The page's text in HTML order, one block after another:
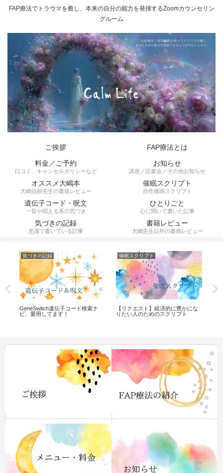
FAP療法でトラウマを癒し、本来の自分の能力を発揮するZoomカウンセリン
グルーム
ご挨拶
FAP療法とは
料金／ご予約
口コミ、キャンセルポリシーなど
お知らせ
講座／読書会／その他お知らせ
オススメ大嶋本
大嶋信頼先生の書籍レビュー
催眠スクリプト
自作催眠スクリプト
遺伝子コード・呪文
一覧や唱える系の気づき
ひとりごと
心に聞いて書いた記事
気づきの記録
意識で書いている記事
書籍レビュー
大嶋先生以外の書籍レビュー
気づきの記録
GeneSwitch遺伝子コード検索ナ
ビ、愛用してます！
催眠スクリプト
【リクエスト】経済的に豊かにな
りたい人のためのスクリプト